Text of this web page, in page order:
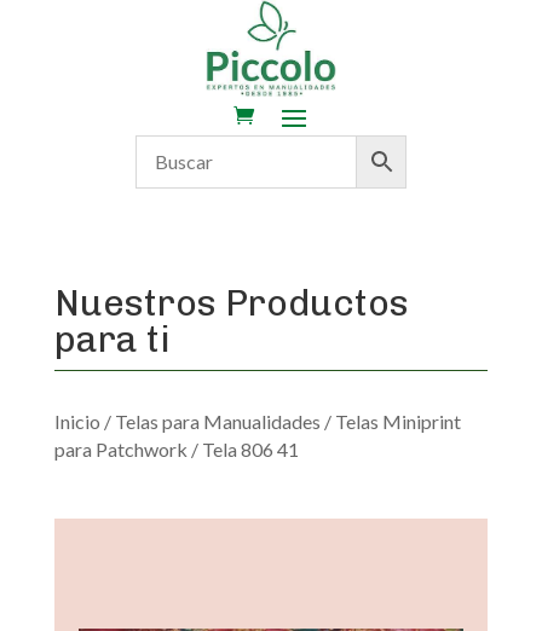
Nuestros Productos
para ti
Inicio / Telas para Manualidades / Telas Miniprint
para Patchwork / Tela 806 41